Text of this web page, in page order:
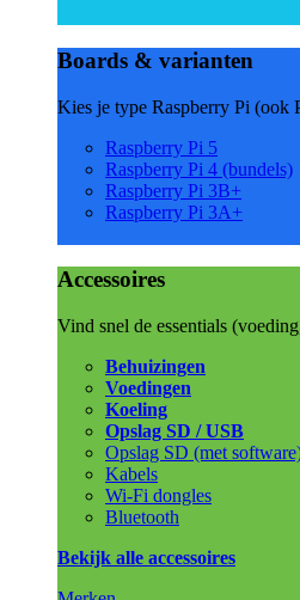
Boards & varianten
Kies je type Raspberry Pi (ook
Raspberry Pi 5
Raspberry Pi 4 (bundels)
Raspberry Pi 3B+
Raspberry Pi 3A+
Accessoires
Vind snel de essentials
Behuizingen
Voedingen
Koeling
Opslag SD / USB
Opslag SD (met
Kabels
Wi-Fi dongles
Bluetooth
Bekijk alle accessoires